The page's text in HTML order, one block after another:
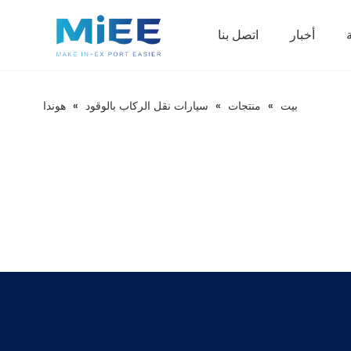
اتصل بنا أخبار
بيت » منتجات » سيارات نقل الركاب بالوقود » هوندا